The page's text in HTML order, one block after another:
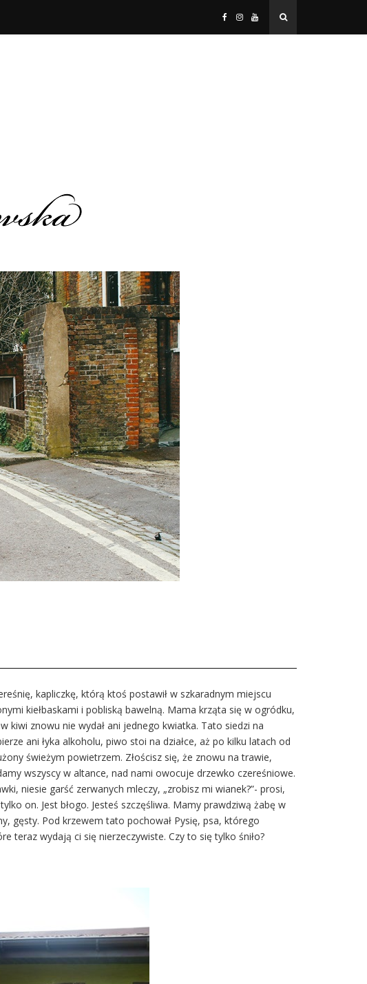
kapliczkę, którą ktoś postawił w szkaradnym miejscu
kiełbaskami i pobliską bawelną. Mama krząta się w ogródku,
znowu nie wydał ani jednego kwiatka. Tato siedzi na
ani łyka alkoholu, piwo stoi na działce, aż po kilku latach od
świeżym powietrzem. Złościsz się, że znowu na trawie,
wszyscy w altance, nad nami owocuje drzewko czereśniowe.
niesie garść zerwanych mleczy, „zrobisz mi wianek?”- prosi,
on. Jest błogo. Jesteś szczęśliwa. Mamy prawdziwą żabę w
gęsty. Pod krzewem tato pochował Pysię, psa, którego
teraz wydają ci się nierzeczywiste. Czy to się tylko śniło?